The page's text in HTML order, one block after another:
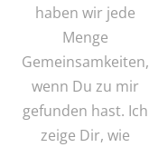
haben wir jede
Menge
Gemeinsamkeiten,
wenn Du zu mir
gefunden hast. Ich
zeige Dir, wie